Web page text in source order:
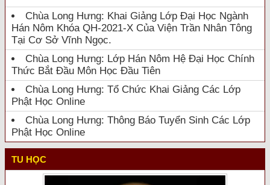
Chùa Long Hưng: Khai Giảng Lớp Đại Học Ngành
Hán Nôm Khóa QH-2021-X Của Viện Trần Nhân Tông
Tại Cơ Sở Vĩnh Ngọc.
Chùa Long Hưng: Lớp Hán Nôm Hệ Đại Học Chính
Thức Bắt Đầu Môn Học Đầu Tiên
Chùa Long Hưng: Tổ Chức Khai Giảng Các Lớp
Phật Học Online
Chùa Long Hưng: Thông Báo Tuyển Sinh Các Lớp
Phật Học Online
TU HỌC